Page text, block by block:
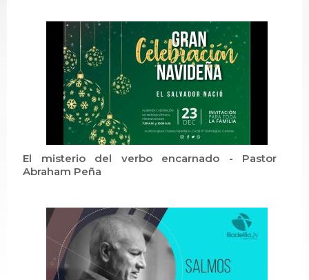
El misterio del verbo encarnado - Pastor
Abraham Peña